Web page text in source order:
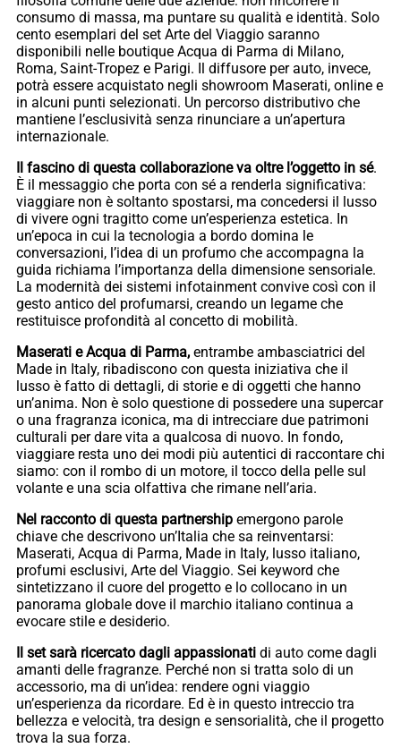
consumo di massa, ma puntare su qualità e identità. Solo
cento esemplari del set Arte del Viaggio saranno
disponibili nelle boutique Acqua di Parma di Milano,
Roma, Saint-Tropez e Parigi. Il diffusore per auto, invece,
potrà essere acquistato negli showroom Maserati, online e
in alcuni punti selezionati. Un percorso distributivo che
mantiene l’esclusività senza rinunciare a un’apertura
internazionale.
Il fascino di questa collaborazione va oltre l’oggetto in sé.
È il messaggio che porta con sé a renderla significativa:
viaggiare non è soltanto spostarsi, ma concedersi il lusso
di vivere ogni tragitto come un’esperienza estetica. In
un’epoca in cui la tecnologia a bordo domina le
conversazioni, l’idea di un profumo che accompagna la
guida richiama l’importanza della dimensione sensoriale.
La modernità dei sistemi infotainment convive così con il
gesto antico del profumarsi, creando un legame che
restituisce profondità al concetto di mobilità.
Maserati e Acqua di Parma, entrambe ambasciatrici del
Made in Italy, ribadiscono con questa iniziativa che il
lusso è fatto di dettagli, di storie e di oggetti che hanno
un’anima. Non è solo questione di possedere una supercar
o una fragranza iconica, ma di intrecciare due patrimoni
culturali per dare vita a qualcosa di nuovo. In fondo,
viaggiare resta uno dei modi più autentici di raccontare chi
siamo: con il rombo di un motore, il tocco della pelle sul
volante e una scia olfattiva che rimane nell’aria.
Nel racconto di questa partnership emergono parole
chiave che descrivono un’Italia che sa reinventarsi:
Maserati, Acqua di Parma, Made in Italy, lusso italiano,
profumi esclusivi, Arte del Viaggio. Sei keyword che
sintetizzano il cuore del progetto e lo collocano in un
panorama globale dove il marchio italiano continua a
evocare stile e desiderio.
Il set sarà ricercato dagli appassionati di auto come dagli
amanti delle fragranze. Perché non si tratta solo di un
accessorio, ma di un’idea: rendere ogni viaggio
un’esperienza da ricordare. Ed è in questo intreccio tra
bellezza e velocità, tra design e sensorialità, che il progetto
trova la sua forza.